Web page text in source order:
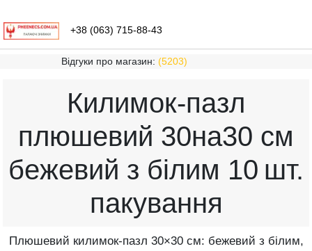
+38 (063) 715-88-43
Відгуки про магазин: (5203)
Килимок-пазл
плюшевий 30на30 см
бежевий з білим 10 шт.
пакування
Плюшевий килимок-пазл 30×30 см: бежевий з білим,